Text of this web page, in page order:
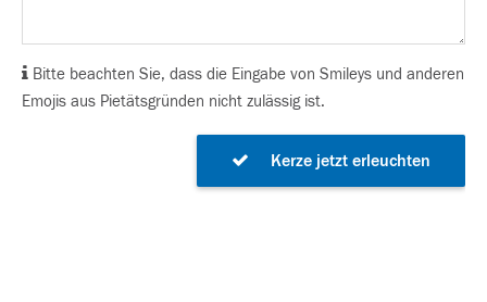
Bitte beachten Sie, dass die Eingabe von Smileys und anderen
Emojis aus Pietätsgründen nicht zulässig ist.
Kerze jetzt erleuchten